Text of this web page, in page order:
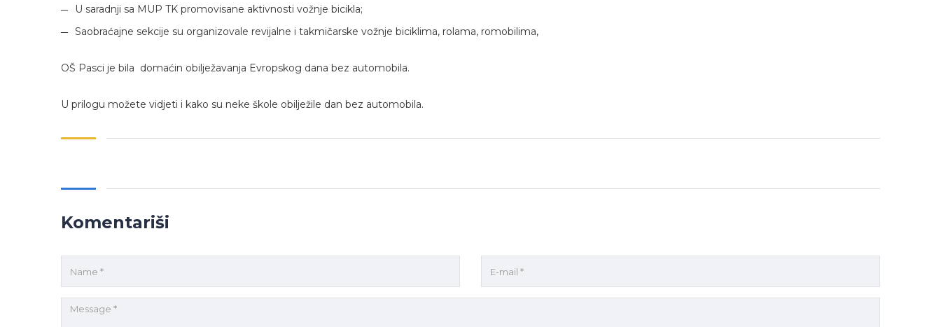
U saradnji sa MUP TK promovisane aktivnosti vožnje bicikla;
Saobraćajne sekcije su organizovale revijalne i takmičarske vožnje biciklima, rolama, romobilima,
OŠ Pasci je bila domaćin obilježavanja Evropskog dana bez automobila.
U prilogu možete vidjeti i kako su neke škole obilježile dan bez automobila.
Komentariši